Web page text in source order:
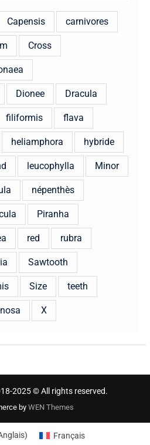
Capensis carnivores
Cross
Dionee Dracula
filiformis flava
heliamphora hybride
leucophylla Minor
népenthès
Piranha
red rubra
Sawtooth
Size teeth
X
2025 © All rights reserved.
byWEN Themes
) Français